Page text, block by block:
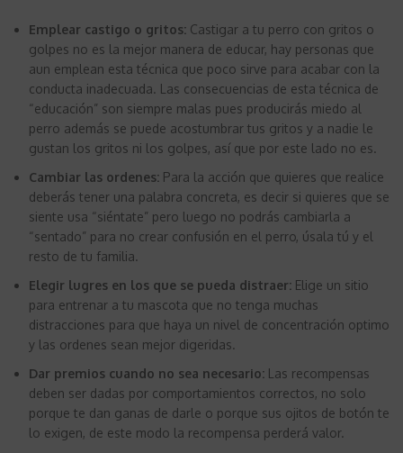
Emplear castigo o gritos: Castigar a tu perro con gritos o
golpes no es la mejor manera de educar, hay personas que
aun emplean esta técnica que poco sirve para acabar con la
conducta inadecuada. Las consecuencias de esta técnica de
“educación” son siempre malas pues producirás miedo al
perro además se puede acostumbrar tus gritos y a nadie le
gustan los gritos ni los golpes, así que por este lado no es.
Cambiar las ordenes: Para la acción que quieres que realice
deberás tener una palabra concreta, es decir si quieres que se
siente usa “siéntate” pero luego no podrás cambiarla a
“sentado” para no crear confusión en el perro, úsala tú y el
resto de tu familia.
Elegir lugres en los que se pueda distraer: Elige un sitio
para entrenar a tu mascota que no tenga muchas
distracciones para que haya un nivel de concentración optimo
y las ordenes sean mejor digeridas.
Dar premios cuando no sea necesario: Las recompensas
deben ser dadas por comportamientos correctos, no solo
porque te dan ganas de darle o porque sus ojitos de botón te
lo exigen, de este modo la recompensa perderá valor.